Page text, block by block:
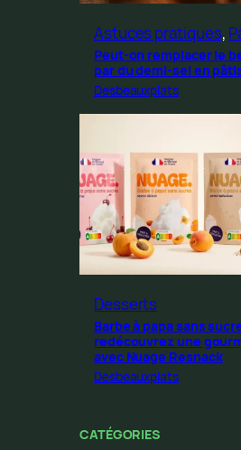
Astuces pratiques,
Peut-on remplacer le
par du demi-sel en
Desbeauxplats
Desserts
Barbe à papa sans
redécouvrez une
avec Nuage Resnack
Desbeauxplats
CATÉGORIES